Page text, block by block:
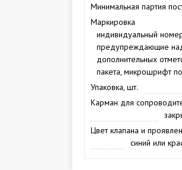
Минимальная партия
Маркировка
индивидуальный
предупреждающие
дополнительных
пакета, микрошрифт
Упаковка, шт.
Карман для
Цвет клапана и
синий или